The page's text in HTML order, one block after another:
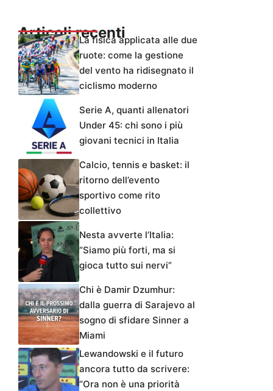
Articoli recentiLa fisica applicata alle due
ruote: come la gestione
del vento ha ridisegnato il
ciclismo moderno
Serie A, quanti allenatori
Under 45: chi sono i più
giovani tecnici in Italia
Calcio, tennis e basket: il
ritorno dell’evento
sportivo come rito
collettivo
Nesta avverte l’Italia:
“Siamo più forti, ma si
gioca tutto sui nervi”
Chi è Damir Dzumhur:
dalla guerra di Sarajevo al
sogno di sfidare Sinner a
Miami
Lewandowski e il futuro
ancora tutto da scrivere:
“Ora non è una priorità